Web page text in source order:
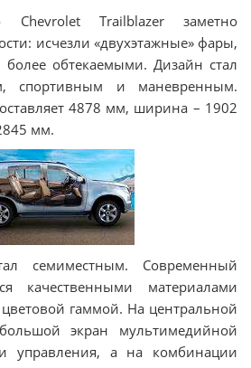
Chevrolet Trailblazer заметно
исчезли «двухэтажные» фары,
обтекаемыми. Дизайн стал
спортивным и маневренным.
4878 мм, ширина – 1902
мм.
семиместным. Современный
качественными материалами
гаммой. На центральной
экран мультимедийной
управления, а на комбинации